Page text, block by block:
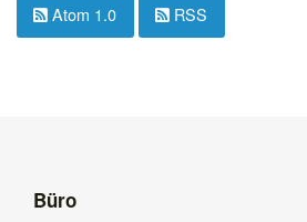
Atom 1.0 RSS
Büro